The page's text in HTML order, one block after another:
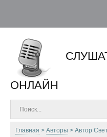
ОНЛАЙН
Главная Авторы Автор